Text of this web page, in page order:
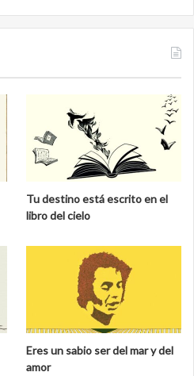
Tu destino está escrito en el
libro del cielo
Eres un sabio ser del mar y del
amor